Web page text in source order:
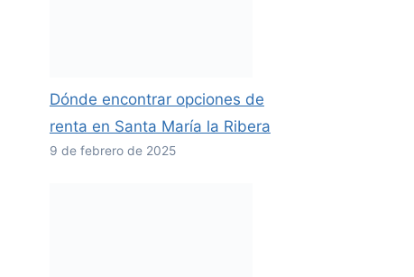
Dónde encontrar opciones de
renta en Santa María la Ribera
9 de febrero de 2025